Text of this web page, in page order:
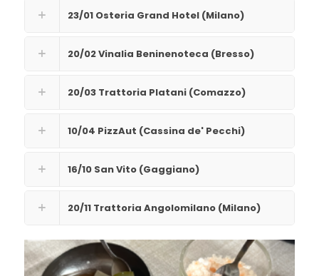
23/01 Osteria Grand Hotel (Milano)
20/02 Vinalia Beninenoteca (Bresso)
20/03 Trattoria Platani (Comazzo)
10/04 PizzAut (Cassina de' Pecchi)
16/10 San Vito (Gaggiano)
20/11 Trattoria Angolomilano (Milano)